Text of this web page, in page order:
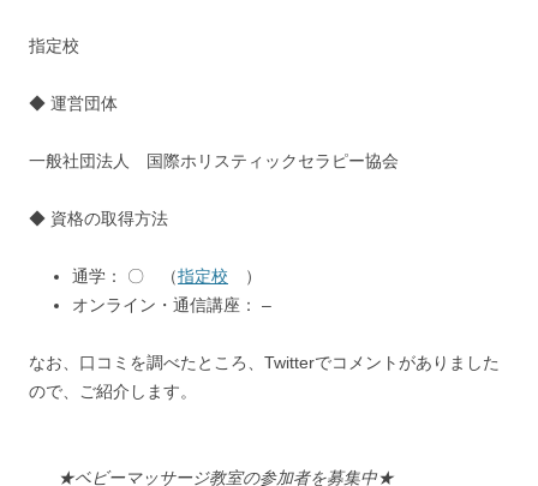
指定校
◆ 運営団体
一般社団法人 国際ホリスティックセラピー協会
◆ 資格の取得方法
通学： 〇 （指定校 ）
オンライン・通信講座： –
なお、口コミを調べたところ、Twitterでコメントがありました
ので、ご紹介します。
★ベビーマッサージ教室の参加者を募集中★